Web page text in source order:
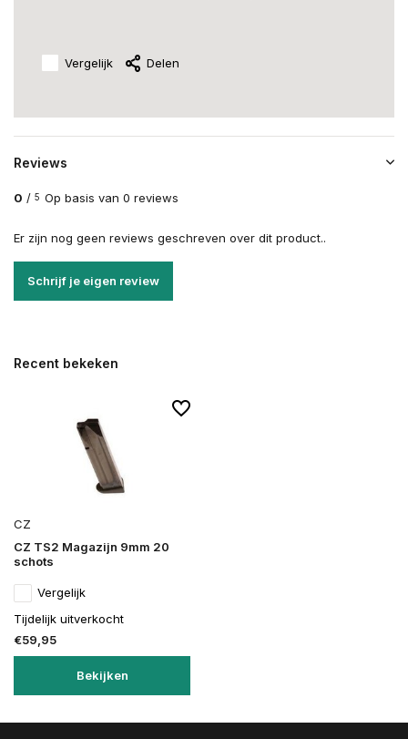
Vergelijk Delen
Reviews
0 / 5 Op basis van 0 reviews
Er zijn nog geen reviews geschreven over dit product..
Schrijf je eigen review
Recent bekeken
CZ
CZ TS2 Magazijn 9mm 20
schots
Vergelijk
Tijdelijk uitverkocht
€59,95
Bekijken